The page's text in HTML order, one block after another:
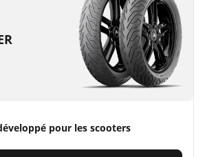
pour les scooters